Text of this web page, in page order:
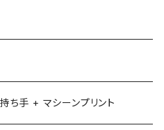
ち手 + マシーンプリント